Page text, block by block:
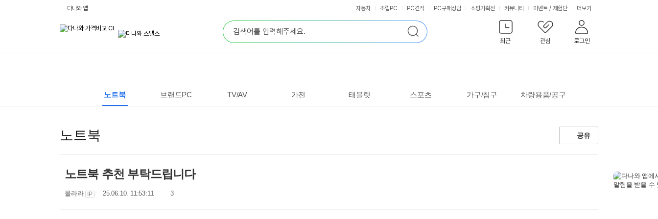
다
통
합
검
색
검
색
최근
관심 로그인
다나와 앱 자동차 조립PC PC견적 PC구매상담 쇼핑기획전 커뮤니티 이벤트 / 체험단 서
비
스
더보기
노트북 브랜드PC TV/AV 가전 태블릿 스포츠 가구/침구 차량용품/공구
노트북 공유
노트북 추천 부탁드립니다
작
몰라라 IP
작
25.06.10. 11:53:11
댓
3